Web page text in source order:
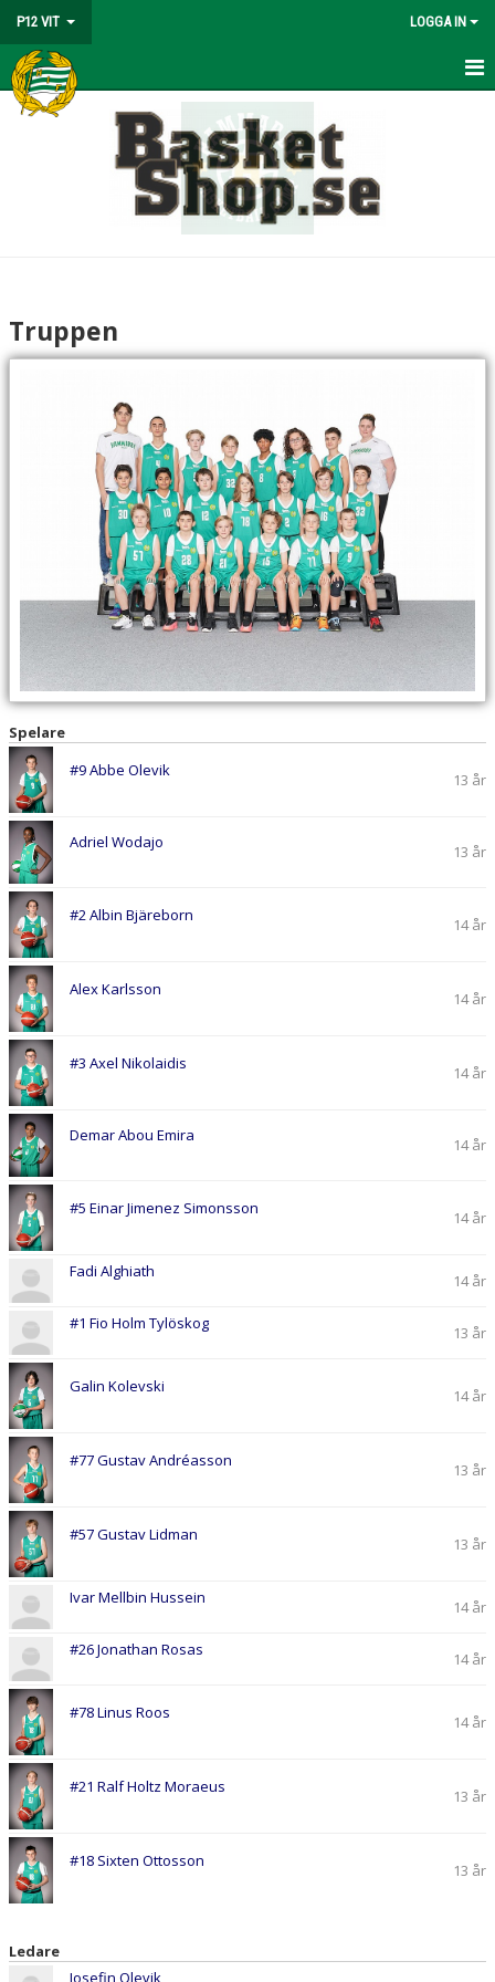
P12 VIT LOGGA IN
HEM
BILDGALLERI
Truppen
Spelare
#9 Abbe Olevik
13 år
Adriel Wodajo 13 år
#2 Albin Bjäreborn 14 år
Alex Karlsson 14 år
#3 Axel Nikolaidis 14 år
Demar Abou Emira 14 år
#5 Einar Jimenez Simonsson 14 år
Fadi Alghiath 14 år
#1 Fio Holm Tylöskog 13 år
Galin Kolevski 14 år
#77 Gustav Andréasson 13 år
#57 Gustav Lidman 13 år
Ivar Mellbin Hussein 14 år
#26 Jonathan Rosas 14 år
#78 Linus Roos 14 år
#21 Ralf Holtz Moraeus 13 år
#18 Sixten Ottosson 13 år
Ledare
Josefin Olevik